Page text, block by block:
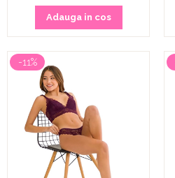
Adauga in cos
-11%